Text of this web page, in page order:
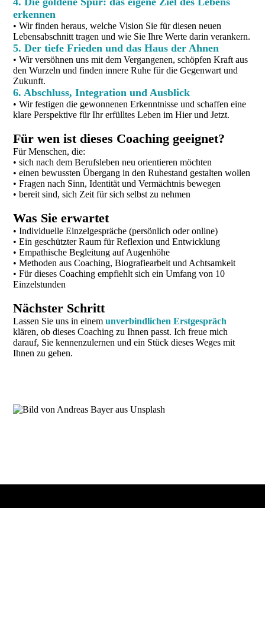
erkennen
• Wir finden heraus, welche Vision Sie für diesen neuen
Lebensabschnitt tragen und wie Sie Ihre Werte darin verankern.
5. Der tiefe Frieden und das Haus der Ahnen
• Wir versöhnen uns mit dem Vergangenen, schöpfen Kraft aus
den Wurzeln und finden innere Ruhe für die Gegenwart und
Zukunft.
6. Abschluss, Integration und Ausblick
• Wir festigen die gewonnenen Erkenntnisse und schaffen eine
klare Perspektive für Ihr erfülltes Leben im Hier und Jetzt.
Für wen ist dieses Coaching geeignet?
Für Menschen, die:
• sich nach dem Berufsleben neu orientieren möchten
• einen bewussten Übergang in den Ruhestand gestalten wollen
• Fragen nach Sinn, Identität und Vermächtnis bewegen
• bereit sind, sich Zeit für sich selbst zu nehmen
Was Sie erwartet
• Individuelle Einzelgespräche (persönlich oder online)
• Ein geschützter Raum für Reflexion und Entwicklung
• Empathische Begleitung auf Augenhöhe
• Methoden aus Coaching, Biografiearbeit und Achtsamkeit
• Für dieses Coaching empfiehlt sich ein Umfang von 10
Einzelstunden
Nächster Schritt
Lassen Sie uns in einemunverbindlichen Erstgespräch
klären, ob dieses Coaching zu Ihnen passt. Ich freue mich
darauf, Sie kennenzulernen und ein Stück dieses Weges mit
Ihnen zu gehen.